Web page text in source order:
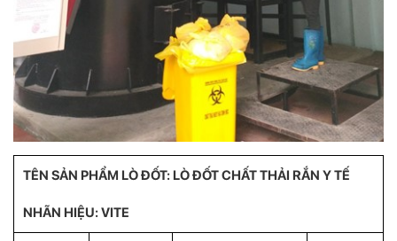
TÊN SẢN PHẨM LÒ ĐỐT: LÒ ĐỐT CHẤT THẢI RẮN Y TẾ
NHÃN HIỆU: VITE